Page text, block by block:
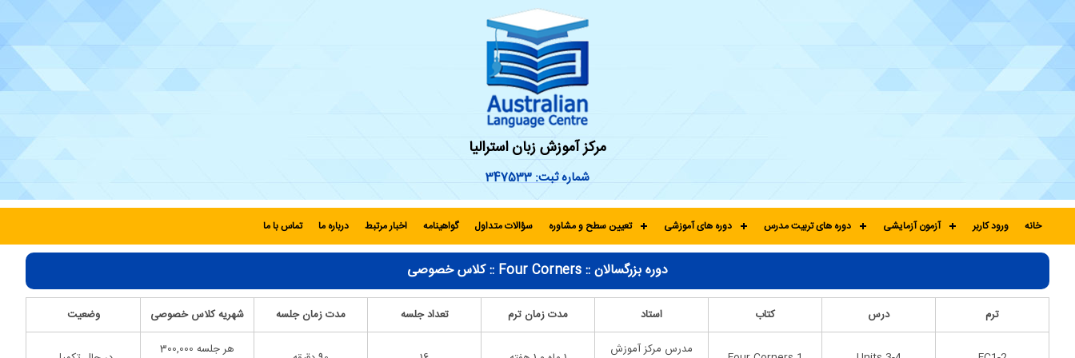
مرکز آموزش زبان استرالیا
شماره ثبت: 347533
خانه ورود کاربر آزمون آزمایشی دوره های تربیت مدرس دوره های آموزشی تعیین سطح و مشاوره سؤالات متداول گواهینامه اخبار مرتبط درباره ما تماس با ما
دوره بزرگسالان :: Four Corners :: کلاس خصوصی
ترم درس کتاب استاد مدت زمان ترم تعداد جلسه مدت زمان جلسه شهریه کلاس خصوصی وضعیت
مدرس مرکز آموزش
هر جلسه 300,000